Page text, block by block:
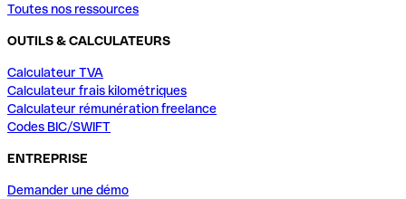
Toutes nos ressources
OUTILS & CALCULATEURS
Calculateur TVA
Calculateur frais kilométriques
Calculateur rémunération freelance
Codes BIC/SWIFT
ENTREPRISE
Demander une démo